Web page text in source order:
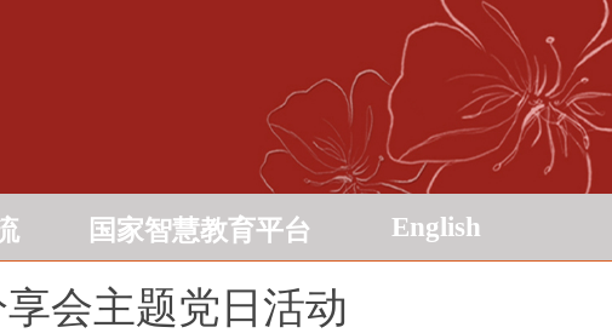
国家智慧教育平台 English
会主题党日活动